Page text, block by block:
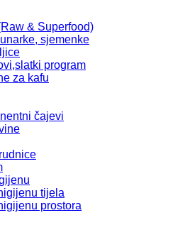
& Superfood)
sjemenke
program
za kafu
čajevi
tijela
prostora